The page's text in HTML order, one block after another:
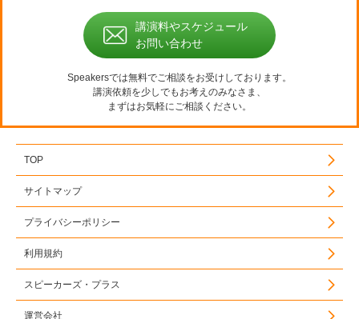
講演料やスケジュール
お問い合わせ
Speakersでは無料でご相談をお受けしております。
講演依頼を少しでもお考えのみなさま、
まずはお気軽にご相談ください。
TOP
サイトマップ
プライバシーポリシー
利用規約
スピーカーズ・プラス
運営会社